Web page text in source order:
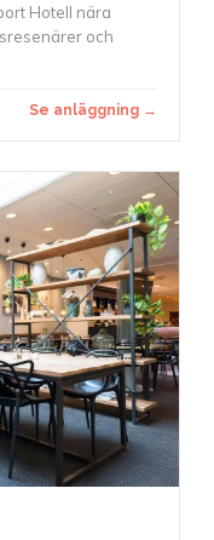
Hotell nära
och
Se anläggning →